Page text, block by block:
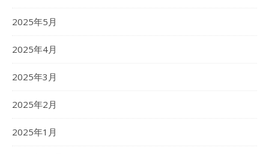
2025年5月
2025年4月
2025年3月
2025年2月
2025年1月